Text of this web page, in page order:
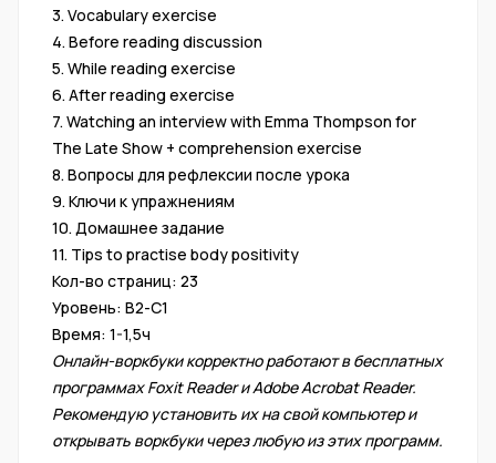
3. Vocabulary exercise
4. Before reading discussion
5. While reading exercise
6. After reading exercise
7. Watching an interview with Emma Thompson for
The Late Show + comprehension exercise
8. Вопросы для рефлексии после урока
9. Ключи к упражнениям
10. Домашнее задание
11. Tips to practise body positivity
Кол-во страниц: 23
Уровень: В2-С1
Время: 1-1,5ч
Онлайн-воркбуки корректно работают в бесплатных
программах Foxit Reader и Adobe Acrobat Reader.
Рекомендую установить их на свой компьютер и
открывать воркбуки через любую из этих программ.